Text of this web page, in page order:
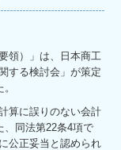
領）」は、日本商工
する検討会」が策定
算に誤りのない会計
、同法第22条4項で
公正妥当と認められ